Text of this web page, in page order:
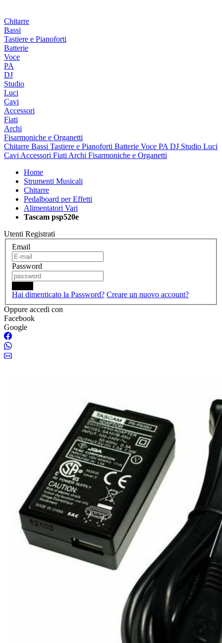
Chitarre
Bassi
Tastiere e Pianoforti
Batterie
Voce
PA
DJ
Studio
Luci
Cavi
Accessori
Fiati
Archi
Fisarmoniche e Organetti
Chitarre Bassi Tastiere e Pianoforti Batterie Voce PA DJ Studio Luci
Cavi Accessori Fiati Archi Fisarmoniche e Organetti
Home
Strumenti Musicali
Chitarre
Pedalboard per Effetti
Alimentatori Vari
Tascam psp520e
Utenti Registrati
Email
Password
Hai dimenticato la Password? Creare un nuovo account?
Oppure accedi con
Facebook
Google